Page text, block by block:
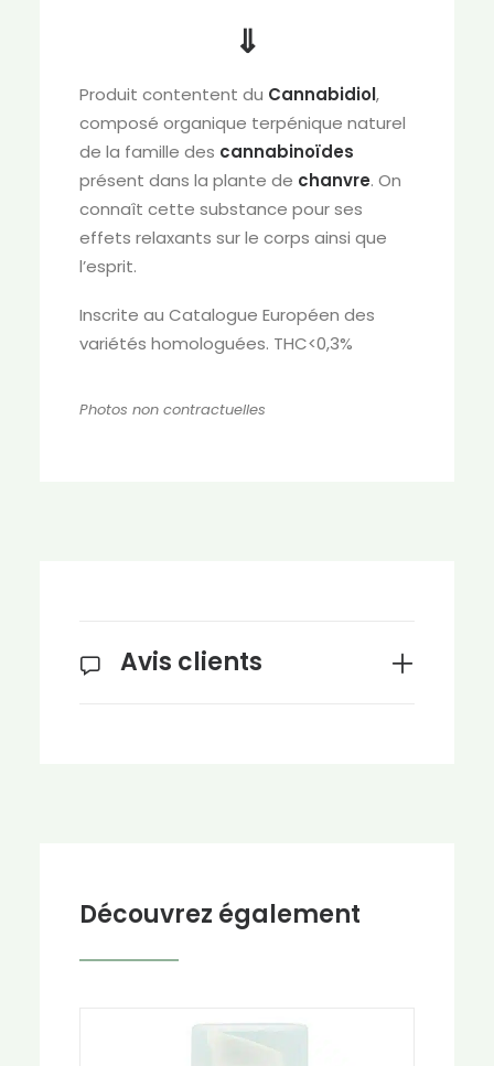
⇓
Produit contentent du Cannabidiol,
composé organique terpénique naturel
de la famille des cannabinoïdes
présent dans la plante de chanvre. On
connaît cette substance pour ses
effets relaxants sur le corps ainsi que
l’esprit.
Inscrite au Catalogue Européen des
variétés homologuées. THC<0,3%
Photos non contractuelles
Avis clients
Découvrez également